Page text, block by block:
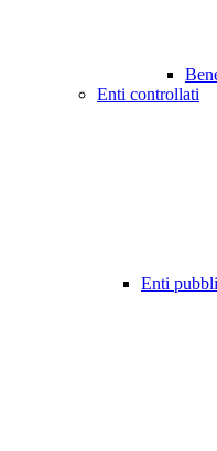
Enti controllati
Enti